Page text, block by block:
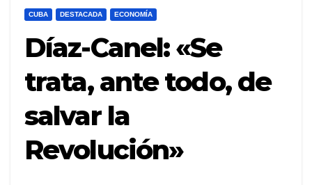
CUBA DESTACADA ECONOMÍA
Díaz-Canel: «Se
trata, ante todo, de
salvar la
Revolución»